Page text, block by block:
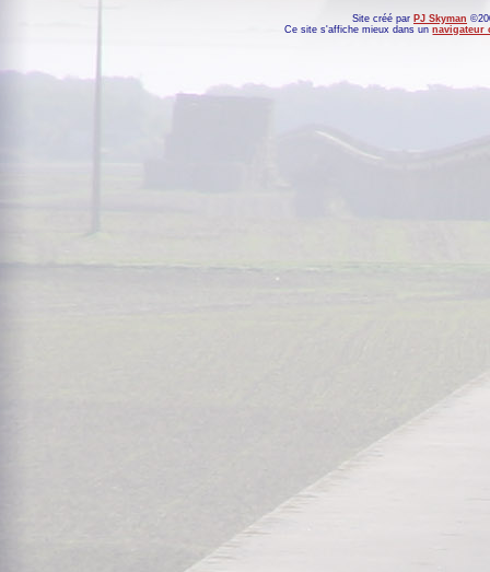
Site créé par PJ Skyman
Ce site s'affiche mieux dans unnavigateur